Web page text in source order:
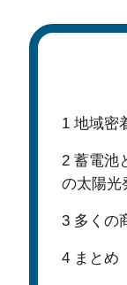
1 地域密
2 蓄電池
の太陽光
3 多くの
4 まとめ